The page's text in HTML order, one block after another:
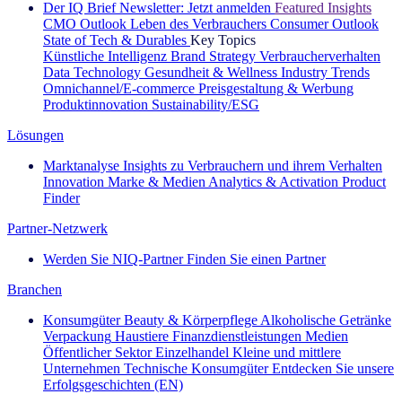
Der IQ Brief Newsletter: Jetzt anmelden Featured Insights
CMO Outlook Leben des Verbrauchers Consumer Outlook
State of Tech & Durables Key Topics
Künstliche Intelligenz Brand Strategy Verbraucherverhalten
Data Technology Gesundheit & Wellness Industry Trends
Omnichannel/E-commerce Preisgestaltung & Werbung
Produktinnovation Sustainability/ESG
Lösungen
Marktanalyse Insights zu Verbrauchern und ihrem Verhalten
Innovation Marke & Medien Analytics & Activation Product
Finder
Partner-Netzwerk
Werden Sie NIQ-Partner Finden Sie einen Partner
Branchen
Konsumgüter Beauty & Körperpflege Alkoholische Getränke
Verpackung Haustiere Finanzdienstleistungen Medien
Öffentlicher Sektor Einzelhandel Kleine und mittlere
Unternehmen Technische Konsumgüter Entdecken Sie unsere
Erfolgsgeschichten (EN)